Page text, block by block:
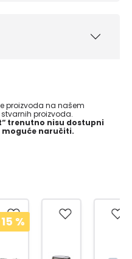
proizvoda na našem
proizvoda.
trenutno nisu dostupni
naručiti.
%